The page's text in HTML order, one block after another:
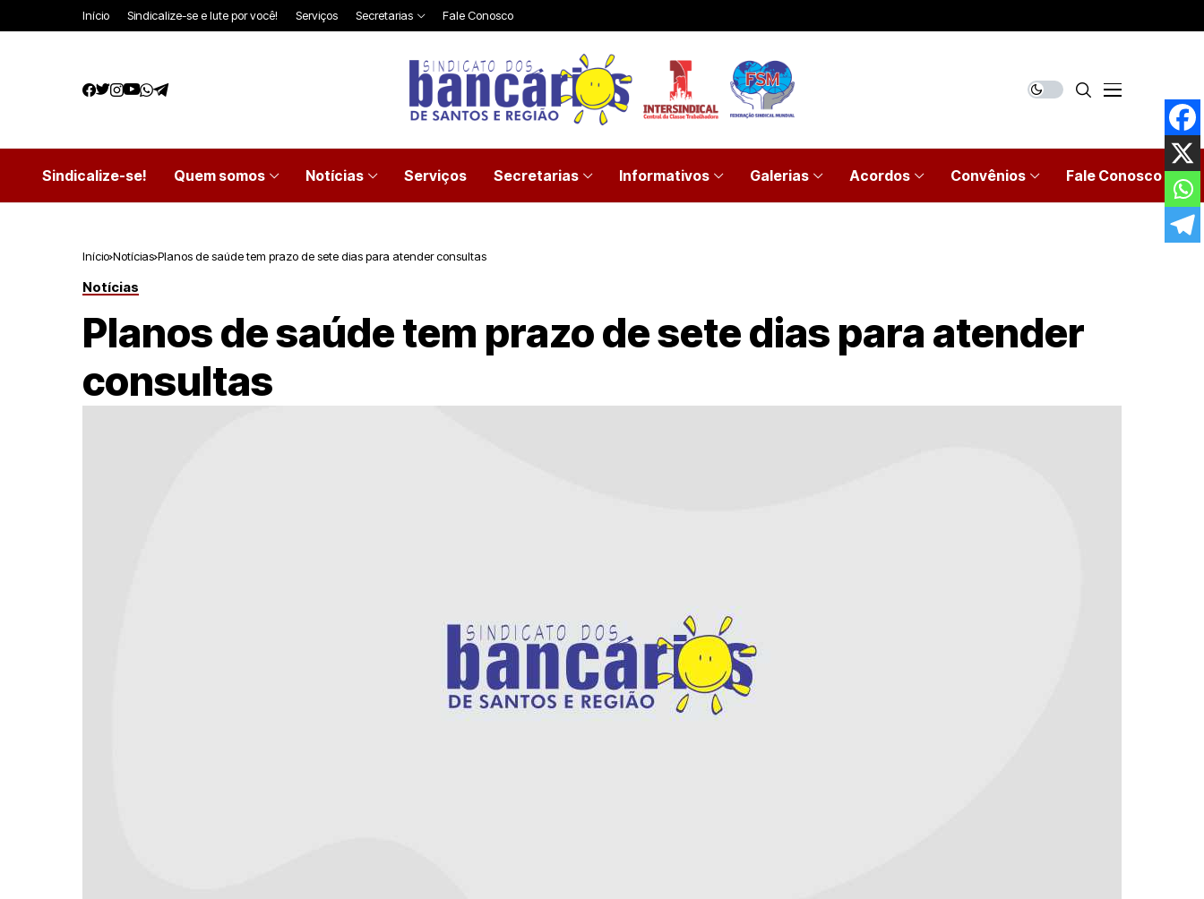
Início Sindicalize-se e lute por você! Serviços Secretarias Fale Conosco
Sindicalize-se! Quem somos Notícias Serviços Secretarias Informativos Galerias Acordos Convênios Fale Conosco
Início Notícias Planos de saúde tem prazo de sete dias para atender consultas
Notícias
Planos de saúde tem prazo de sete dias para atender
consultas